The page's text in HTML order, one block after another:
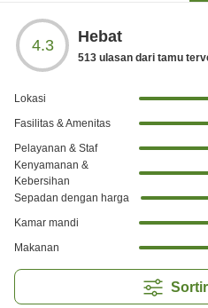
4.3 Hebat
513 ulasan dari tamu
Lokasi
Fasilitas & Amenitas
Pelayanan & Staf
Kenyamanan &
Kebersihan
Sepadan dengan harga
Kamar mandi
Makanan